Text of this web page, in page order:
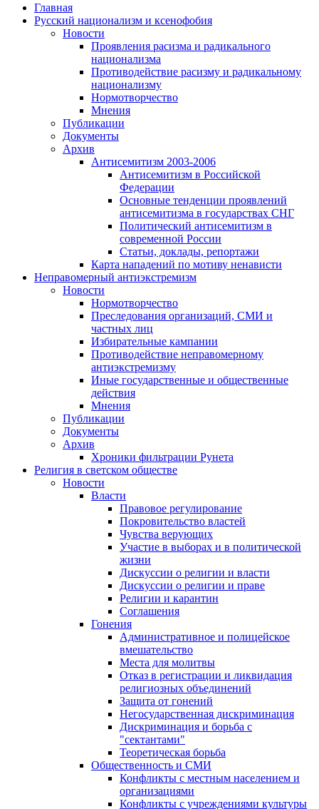
Главная
Русский национализм и ксенофобия
Новости
Проявления расизма и радикального
национализма
Противодействие расизму и радикальному
национализму
Нормотворчество
Мнения
Публикации
Документы
Архив
Антисемитизм 2003-2006
Антисемитизм в Российской
Федерации
Основные тенденции проявлений
антисемитизма в государствах СНГ
Политический антисемитизм в
современной России
Статьи, доклады, репортажи
Карта нападений по мотиву ненависти
Неправомерный антиэкстремизм
Новости
Нормотворчество
Преследования организаций, СМИ и
частных лиц
Избирательные кампании
Противодействие неправомерному
антиэкстремизму
Иные государственные и общественные
действия
Мнения
Публикации
Документы
Архив
Хроники фильтрации Рунета
Религия в светском обществе
Новости
Власти
Правовое регулирование
Покровительство властей
Чувства верующих
Участие в выборах и в политической
жизни
Дискуссии о религии и власти
Дискуссии о религии и праве
Религии и карантин
Соглашения
Гонения
Административное и полицейское
вмешательство
Места для молитвы
Отказ в регистрации и ликвидация
религиозных объединений
Защита от гонений
Негосударственная дискриминация
Дискриминация и борьба с
"сектантами"
Теоретическая борьба
Общественность и СМИ
Конфликты с местным населением и
организациями
Конфликты с учреждениями культуры